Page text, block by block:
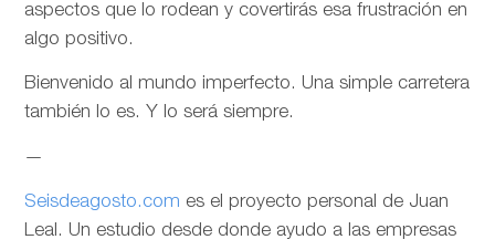
aspectos que lo rodean y covertirás esa frustración en
algo positivo.
Bienvenido al mundo imperfecto. Una simple carretera
también lo es. Y lo será siempre.
—
Seisdeagosto.com es el proyecto personal de Juan
Leal. Un estudio desde donde ayudo a las empresas